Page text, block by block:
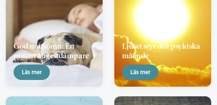
God nattsömn: En
potent ångestdämpare
Läs mer
Ljuset styr ditt psykiska
mående
Läs mer